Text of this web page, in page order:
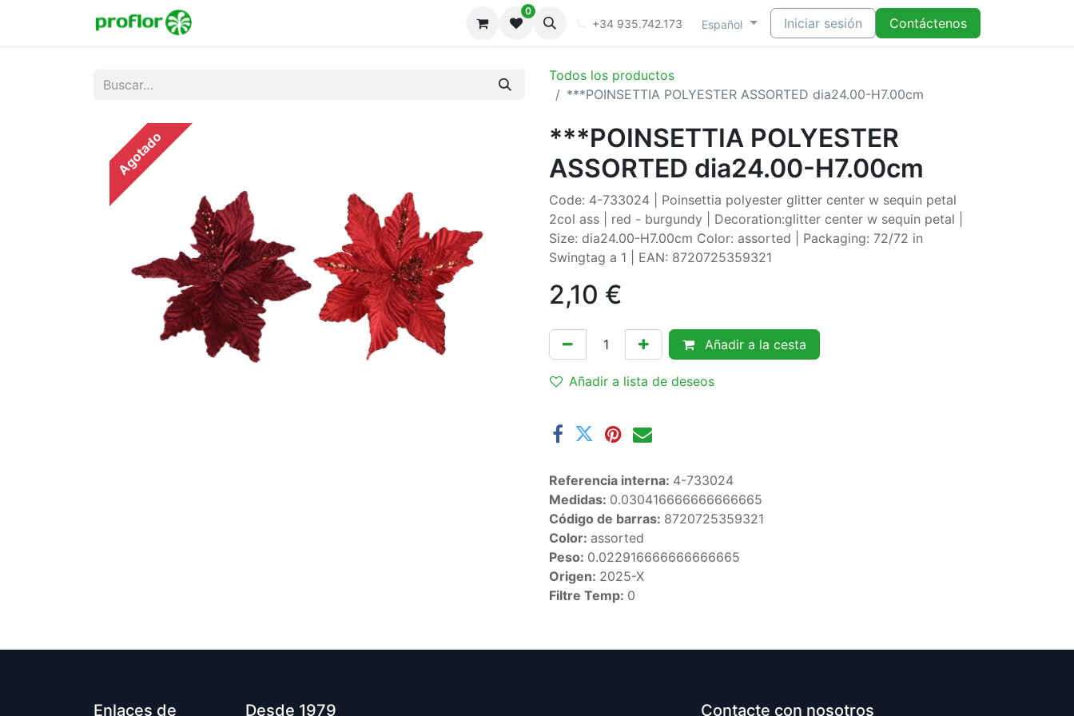
0
+34 935.742.173 Español Iniciar sesión Contáctenos
Todos los productos
***POINSETTIA POLYESTER ASSORTED dia24.00-H7.00cm
Agotado
***POINSETTIA POLYESTER
ASSORTED dia24.00-H7.00cm
Code: 4-733024 | Poinsettia polyester glitter center w sequin petal
2col ass | red - burgundy | Decoration:glitter center w sequin petal |
Size: dia24.00-H7.00cm Color: assorted | Packaging: 72/72 in
Swingtag a 1 | EAN: 8720725359321
2,10 €
Añadir a la cesta
Añadir a lista de deseos
Referencia interna: 4-733024
Medidas: 0.030416666666666665
Código de barras: 8720725359321
Color: assorted
Peso: 0.022916666666666665
Origen: 2025-X
Filtre Temp: 0
Enlaces de Desde 1979 Contacte con nosotros